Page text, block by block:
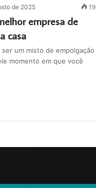
de 2025 19
empresa de
casa
um misto de empolgação
momento em que você